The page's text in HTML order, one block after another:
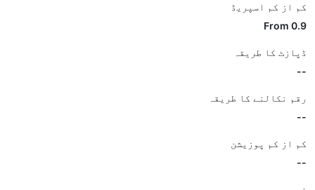
کم از کم اسپریڈ
From 0.9
ڈپازٹ کا طریقہ
--
رقم نکالنے کا طریقہ
--
کم از کم پوزیشن
--